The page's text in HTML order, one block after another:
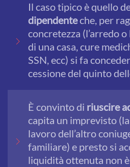
Il caso tipico è quello
dipendenteche, per
concretezza (l’arredo
di una casa, cure
SSN, ecc) si fa
cessione del quinto
È convinto di riuscire
capita un imprevisto
lavoro dell’altro
familiare) e presto si
liquidità ottenuta non